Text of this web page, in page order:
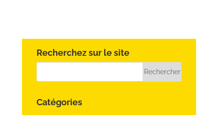
Recherchez sur le site
Catégories